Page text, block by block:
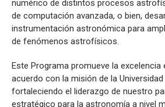
numérico de distintos procesos
de computación avanzada, o bien,
instrumentación astronómica para
de fenómenos astrofísicos.
Este Programa promueve la excelencia
acuerdo con la misión de la Universidad
fortaleciendo el liderazgo de nuestro
estratégico para la astronomía a nivel